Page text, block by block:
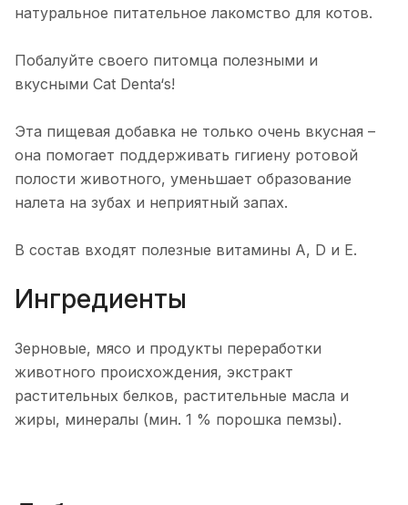
натуральное питательное лакомство для котов.
Побалуйте своего питомца полезными и
вкусными Cat Denta‘s!
Эта пищевая добавка не только очень вкусная –
она помогает поддерживать гигиену ротовой
полости животного, уменьшает образование
налета на зубах и неприятный запах.
В состав входят полезные витамины A, D и E.
Ингредиенты
Зерновые, мясо и продукты переработки
животного происхождения, экстракт
растительных белков, растительные масла и
жиры, минералы (мин. 1 % порошка пемзы).